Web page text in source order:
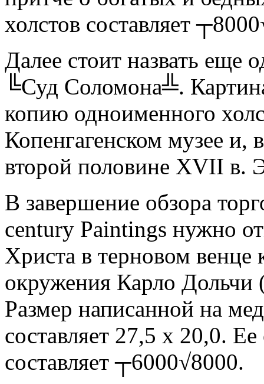
холстов составляет
Далее стоит назвать еще
╚Суд Соломона╩.
копию одноименного
Копенгагенском музее и,
второй половине XVII в.
В завершение обзора
century Paintings нужно
Христа в терновом венце
окружения Карло
Размер написанной на
составляет 27,5 x 20,0.
составляет ┬6000√8000.